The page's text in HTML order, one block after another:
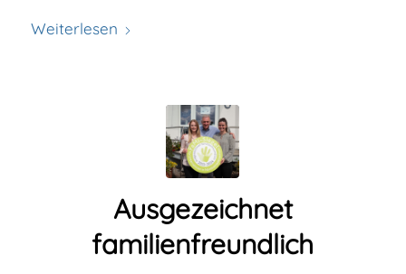
Weiterlesen
Ausgezeichnet
familienfreundlich